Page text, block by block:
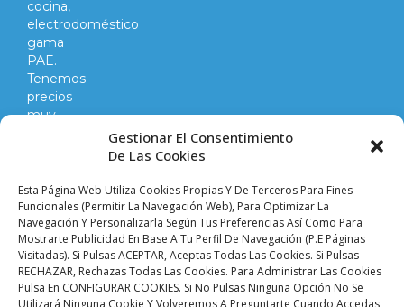
Gestionar El Consentimiento
De Las Cookies
Esta Página Web Utiliza Cookies Propias Y De Terceros Para Fines
Funcionales (permitir La Navegación Web), Para Optimizar La
Navegación Y Personalizarla Según Tus Preferencias Así Como Para
Mostrarte Publicidad En Base A Tu Perfil De Navegación (p.e Páginas
Visitadas). Si Pulsas ACEPTAR, Aceptas Todas Las Cookies. Si Pulsas
RECHAZAR, Rechazas Todas Las Cookies. Para Administrar Las Cookies
Pulsa En CONFIGURAR COOKIES. Si No Pulsas Ninguna Opción No Se
Utilizará Ninguna Cookie Y Volveremos A Preguntarte Cuando Accedas
cocina,
electrodoméstico
gama
PAE.
Tenemos
precios
muy
competitivos
lo
que
hacemos
y
vendemos.